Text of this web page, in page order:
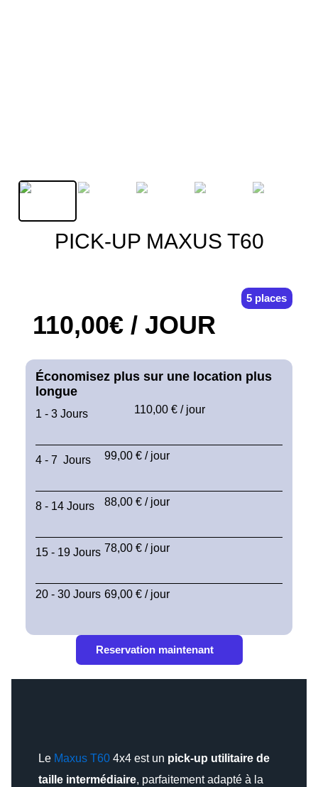
PICK-UP MAXUS T60
5 places
110,00€ / JOUR
Économisez plus sur une location plus
longue
1 - 3 Jours 110,00 € / jour
4 - 7 Jours 99,00 € / jour
8 - 14 Jours 88,00 € / jour
15 - 19 Jours 78,00 € / jour
20 - 30 Jours 69,00 € / jour
Reservation maintenant
Le Maxus T604x4 est un pick-up utilitaire de
taille intermédiaire, parfaitement adapté à la